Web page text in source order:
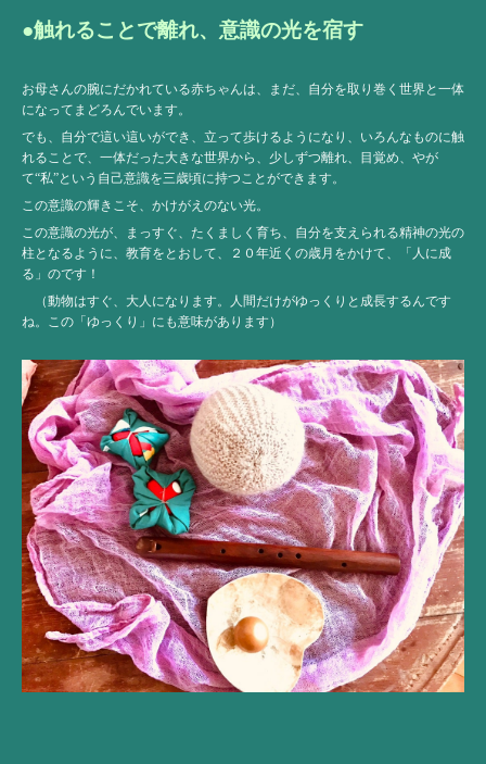
●触れることで離れ、意識の光を宿す
お母さんの腕にだかれている赤ちゃんは、まだ、自分を取り巻く世界と一体
になってまどろんでいます。
でも、自分で這い這いができ、立って歩けるようになり、いろんなものに触
れることで、一体だった大きな世界から、少しずつ離れ、目覚め、やが
て“私”という自己意識を三歳頃に持つことができます。
この意識の輝きこそ、かけがえのない光。
この意識の光が、まっすぐ、たくましく育ち、自分を支えられる精神の光の
柱となるように、教育をとおして、２０年近くの歳月をかけて、「人に成
る」のです！
（動物はすぐ、大人になります。人間だけがゆっくりと成長するんです
ね。この「ゆっくり」にも意味があります）